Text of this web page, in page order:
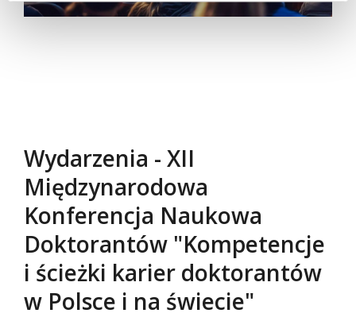
Wydarzenia - XII
Międzynarodowa
Konferencja Naukowa
Doktorantów "Kompetencje
i ścieżki karier doktorantów
w Polsce i na świecie"